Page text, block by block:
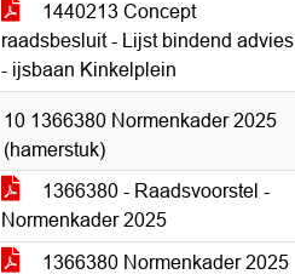
1440213 Concept
raadsbesluit - Lijst bindend advies
- ijsbaan Kinkelplein
10 1366380 Normenkader 2025
(hamerstuk)
1366380 - Raadsvoorstel -
Normenkader 2025
1366380 Normenkader 2025